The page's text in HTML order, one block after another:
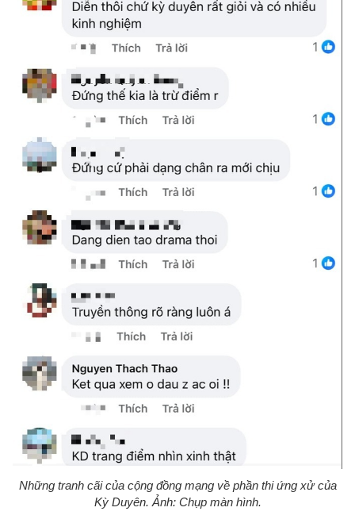
Những tranh cãi của cộng đồng mạng về phần thi ứng xử của
Kỳ Duyên. Ảnh: Chụp màn hình.